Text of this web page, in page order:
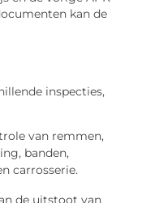
kan de
inspecties,
van remmen,
banden,
carrosserie.
de uitstoot van